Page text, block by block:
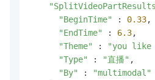
"BeginTime"
: 0.33,
"EndTime"
: 6.3,
"Theme"
:
"you like
"Type"
: "直播" ,
"By"
:
"multimodal"